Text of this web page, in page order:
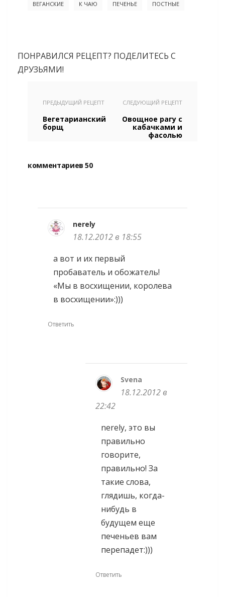
ВЕГАНСКИЕ К ЧАЮ ПЕЧЕНЬЕ ПОСТНЫЕ
ПОНРАВИЛСЯ РЕЦЕПТ? ПОДЕЛИТЕСЬ С
ДРУЗЬЯМИ!
ПРЕДЫДУЩИЙ РЕЦЕПТ
Вегетарианский
борщ
СЛЕДУЮЩИЙ РЕЦЕПТ
Овощное рагу с
кабачками и
фасолью
комментариев 50
nerely
18.12.2012 в 18:55
а вот и их первый
пробаватель и обожатель!
«Мы в восхищении, королева
в восхищении»:)))
Ответить
Svena
18.12.2012 в
22:42
nerely, это вы
правильно
говорите,
правильно! За
такие слова,
глядишь, когда-
нибудь в
будущем еще
печеньев вам
перепадет:)))
Ответить